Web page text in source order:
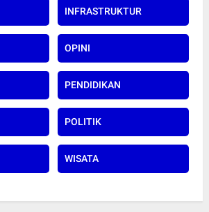
INFRASTRUKTUR
OPINI
PENDIDIKAN
POLITIK
WISATA